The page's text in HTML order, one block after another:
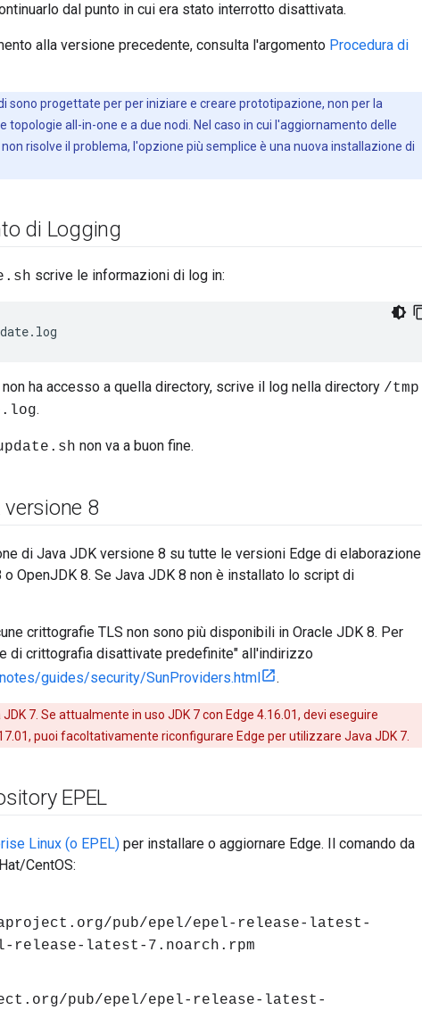
dal punto in cui era stato interrotto disattivata.
alla versione precedente, consulta l'argomento Procedura di
sono progettate per per iniziare e creare prototipazione, non per la
topologie all-in-one e a due nodi. Nel caso in cui l'aggiornamento delle
risolve il problema, l'opzione più semplice è una nuova installazione di
di Logging
scrive le informazioni di log in:
. log
non ha accesso a quella directory, scrive il log nella directory /tmp
.
non va a buon fine.
8
di Java JDK versione 8 su tutte le versioni Edge di elaborazione
OpenJDK 8. Se Java JDK 8 non è installato lo script di
crittografie TLS non sono più disponibili in Oracle JDK 8. Per
di crittografia disattivate predefinite" all'indirizzo
guides/security/SunProviders.html
.
7. Se attualmente in uso JDK 7 con Edge 4.16.01, devi eseguire
puoi facoltativamente riconfigurare Edge per utilizzare Java JDK 7.
EPEL
Linux (o EPEL) per installare o aggiornare Edge. Il comando da
CentOS:
pub/epel/epel-release-latest-
release-latest-7.noarch.rpm
pub/epel/epel-release-latest-